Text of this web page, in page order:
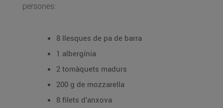
persones:
8 llesques de pa de barra
1 albergínia
2 tomàquets madurs
200 g de mozzarella
8 filets d’anxova